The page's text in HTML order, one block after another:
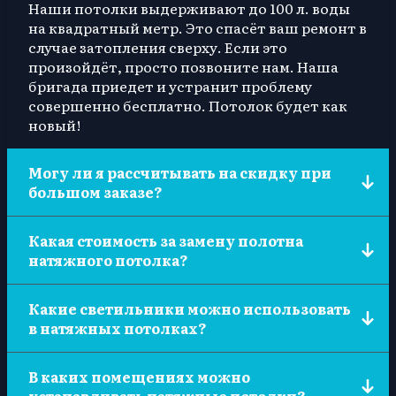
Наши потолки выдерживают до 100 л. воды
на квадратный метр. Это спасёт ваш ремонт в
случае затопления сверху. Если это
произойдёт, просто позвоните нам. Наша
бригада приедет и устранит проблему
совершенно бесплатно. Потолок будет как
новый!
Могу ли я рассчитывать на скидку при
большом заказе?
получить у менеджера по телефону или
посмотреть в разделе «Акции».
Какая стоимость за замену полотна
натяжного потолка?
3000 тыс руб.
Какие светильники можно использовать
в натяжных потолках?
зависимости от ваших желаний и
В каких помещениях можно